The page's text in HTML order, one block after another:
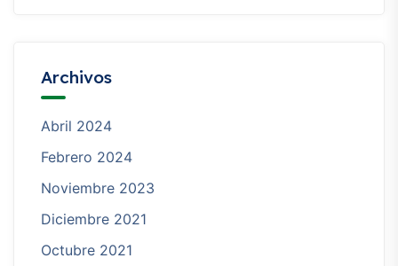
Archivos
Abril 2024
Febrero 2024
Noviembre 2023
Diciembre 2021
Octubre 2021